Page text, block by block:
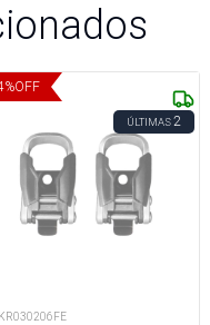
%OFF
ÚLTIMAS2